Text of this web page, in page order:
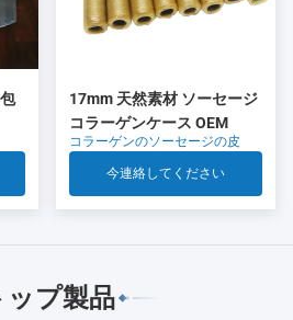
17mm 天然素材 ソーセージ
コラーゲンケース OEM
コラーゲンのソーセージの皮
今連絡してください
ップ製品